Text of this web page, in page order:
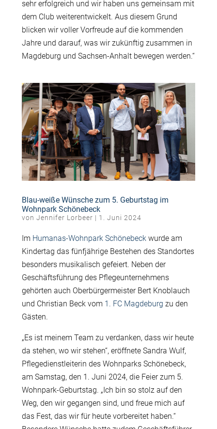
sehr erfolgreich und wir haben uns gemeinsam mit
dem Club weiterentwickelt. Aus diesem Grund
blicken wir voller Vorfreude auf die kommenden
Jahre und darauf, was wir zukünftig zusammen in
Magdeburg und Sachsen-Anhalt bewegen werden.“
Blau-weiße Wünsche zum 5. Geburtstag im
Wohnpark Schönebeck
von Jennifer Lorbeer | 1. Juni 2024
Im Humanas-Wohnpark Schönebeckwurde am
Kindertag das fünfjährige Bestehen des Standortes
besonders musikalisch gefeiert. Neben der
Geschäftsführung des Pflegeunternehmens
gehörten auch Oberbürgermeister Bert Knoblauch
und Christian Beck vom 1. FC Magdeburg zu den
Gästen.
„Es ist meinem Team zu verdanken, dass wir heute
da stehen, wo wir stehen“, eröffnete Sandra Wulf,
Pflegedienstleiterin des Wohnparks Schönebeck,
am Samstag, den 1. Juni 2024, die Feier zum 5.
Wohnpark-Geburtstag. „Ich bin so stolz auf den
Weg, den wir gegangen sind, und freue mich auf
das Fest, das wir für heute vorbereitet haben.“